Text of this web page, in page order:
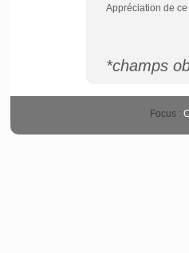
Appréciation de ce
*champs
Focus :